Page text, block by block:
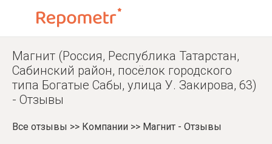
Магнит (Россия, Республика Татарстан,
Сабинский район, посёлок городского
типа Богатые Сабы, улица У. Закирова, 63)
- Отзывы
Все отзывы >> Компании >> Магнит - Отзывы